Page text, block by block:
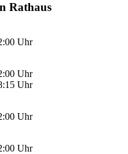
Rathaus
Uhr
Uhr
Uhr
Uhr
Uhr